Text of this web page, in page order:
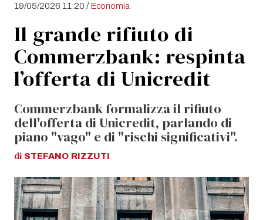
19/05/2026 11:20 /Economia
Il grande rifiuto di
Commerzbank: respinta
l’offerta di Unicredit
Commerzbank formalizza il rifiuto
dell'offerta di Unicredit, parlando di
piano "vago" e di "rischi significativi".
di STEFANO RIZZUTI